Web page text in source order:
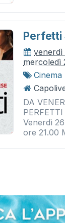
Perfetti
venerdì
mercoledì
Cinema
DA
Venerdì
ore 21.00